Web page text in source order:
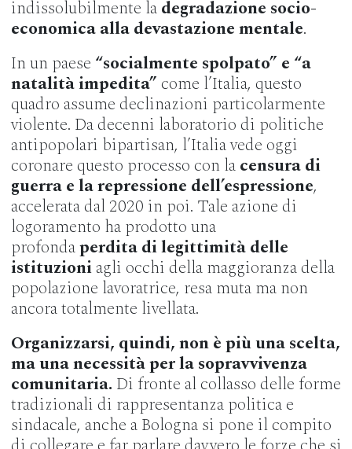
indissolubilmente ladegradazione socio-
economica alla devastazione mentale.
In un paese “socialmente spolpato” e “a
natalità impedita” come l’Italia, questo
quadro assume declinazioni particolarmente
violente. Da decenni laboratorio di politiche
antipopolari bipartisan, l’Italia vede oggi
coronare questo processo con lacensura di
guerra e la repressione dell’espressione,
accelerata dal 2020 in poi. Tale azione di
logoramento ha prodotto una
profondaperdita di legittimità delle
istituzioniagli occhi della maggioranza della
popolazione lavoratrice, resa muta ma non
ancora totalmente livellata.
Organizzarsi, quindi, non è più una scelta,
ma una necessità per la sopravvivenza
comunitaria. Di fronte al collasso delle forme
tradizionali di rappresentanza politica e
sindacale, anche a Bologna si pone il compito